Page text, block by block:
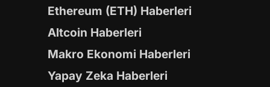
Ethereum (ETH) Haberleri
Altcoin Haberleri
Makro Ekonomi Haberleri
Yapay Zeka Haberleri